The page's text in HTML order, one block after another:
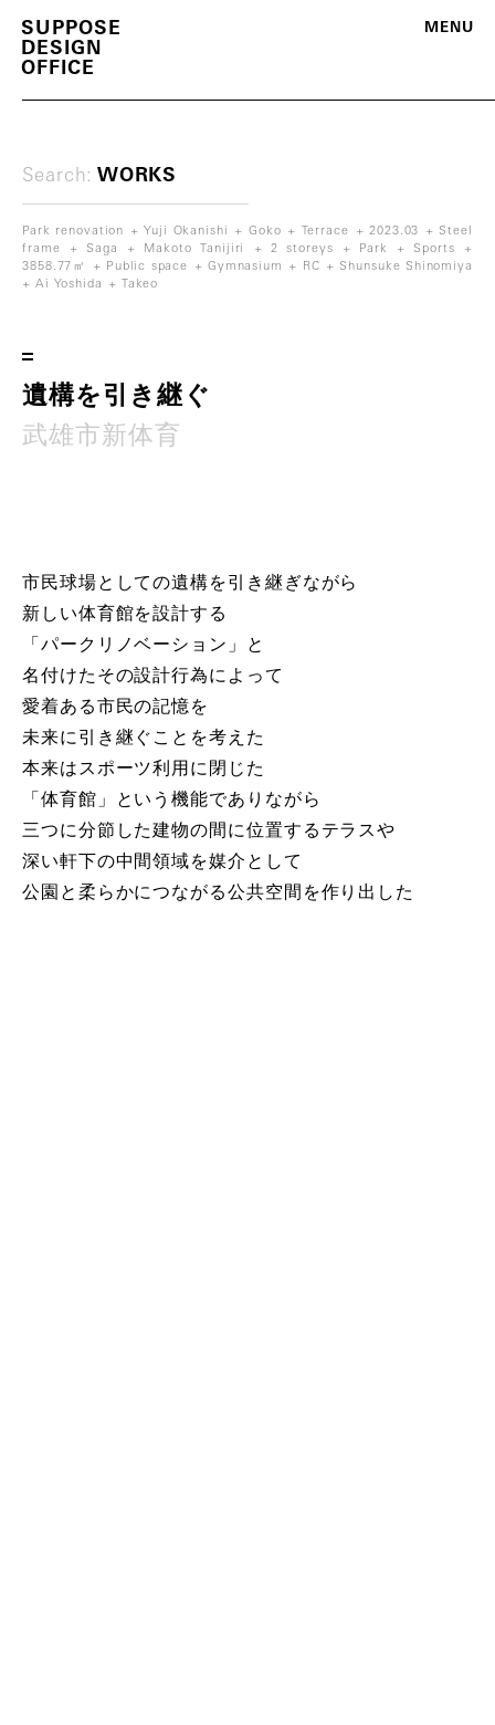
SU P POS E
D ES G N
O F F C E
M E N U
Search: WORKS
武雄市新体育
遺構を引 き 継 ぐ
Park renovation Yuji Okanishi Goko Terrace 2023.03
Steel
frame
Saga Makoto Tanijiri 2 storeys Park
Sports
3858.77㎡
Public space Gymnasium RC
Shunsuke Shinomiya
Ai Yoshida
Takeo
市民球場としての遺構を引き継ぎながら
新しい体育館を設計する
「パークリノベーション」と
名付けたその設計行為によって
愛着ある市民の記憶を
未来に引き継ぐことを考えた
本来はスポーツ利用に閉じた
「体育館」という機能でありながら
三つに分節した建物の間に位置するテラスや
深い軒下の中間領域を媒介として
公園と柔らかにつながる公共空間を作り出した